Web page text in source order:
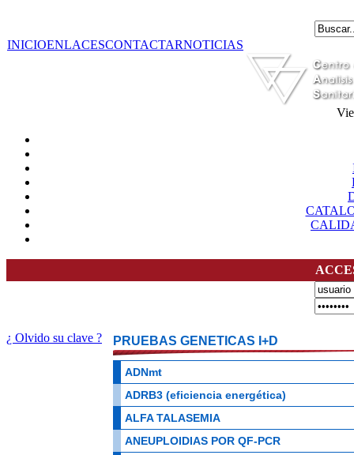
INICIOENLACESCONTACTARNOTICIAS
¿ Olvido su clave ? PRUEBAS GENETICAS I+D
ADNmt
ADRB3 (eficiencia energética)
ALFA TALASEMIA
ANEUPLOIDIAS POR QF-PCR